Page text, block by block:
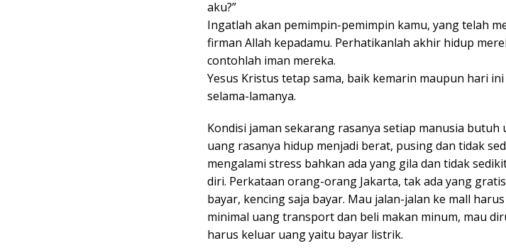
aku?”
Ingatlah akan pemimpin-pemimpin kamu, yang telah
firman Allah kepadamu. Perhatikanlah akhir hidup
contohlah iman mereka.
Yesus Kristus tetap sama, baik kemarin maupun hari
selama-lamanya.
Kondisi jaman sekarang rasanya setiap manusia butuh
uang rasanya hidup menjadi berat, pusing dan tidak
mengalami stress bahkan ada yang gila dan tidak
diri. Perkataan orang-orang Jakarta, tak ada yang
bayar, kencing saja bayar. Mau jalan-jalan ke mall
minimal uang transport dan beli makan minum, mau
harus keluar uang yaitu bayar listrik.